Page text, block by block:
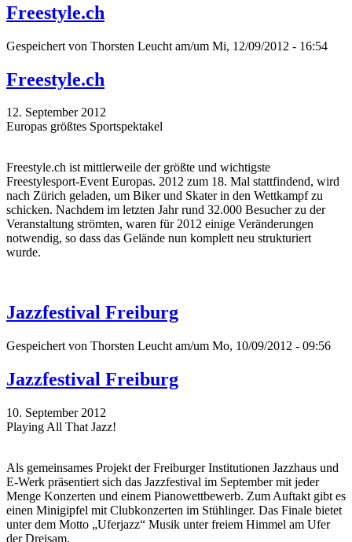
Freestyle.ch
Gespeichert von Thorsten Leucht am/um Mi, 12/09/2012 - 16:54
Freestyle.ch
12. September 2012
Europas größtes Sportspektakel
Freestyle.ch ist mittlerweile der größte und wichtigste
Freestylesport-Event Europas. 2012 zum 18. Mal stattfindend, wird
nach Zürich geladen, um Biker und Skater in den Wettkampf zu
schicken. Nachdem im letzten Jahr rund 32.000 Besucher zu der
Veranstaltung strömten, waren für 2012 einige Veränderungen
notwendig, so dass das Gelände nun komplett neu strukturiert
wurde.
Jazzfestival Freiburg
Gespeichert von Thorsten Leucht am/um Mo, 10/09/2012 - 09:56
Jazzfestival Freiburg
10. September 2012
Playing All That Jazz!
Als gemeinsames Projekt der Freiburger Institutionen Jazzhaus und
E-Werk präsentiert sich das Jazzfestival im September mit jeder
Menge Konzerten und einem Pianowettbewerb. Zum Auftakt gibt es
einen Minigipfel mit Clubkonzerten im Stühlinger. Das Finale bietet
unter dem Motto „Uferjazz“ Musik unter freiem Himmel am Ufer
der Dreisam.